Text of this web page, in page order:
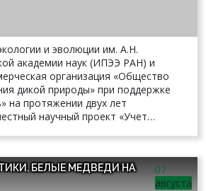
и эволюции им. А.Н.
академии наук (ИПЭЭ РАН) и
организация «Общество
дикой природы» при поддержке
на протяжении двух лет
научный проект «Учет
авиации для оценки
ситуаций «человек-белый
зоне Российской Федерации в
является частью Программы
07
августа
БЕЛЫЕ МЕДВЕДИ НА